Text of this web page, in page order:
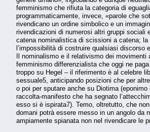
femminismo che rifiuta la categoria di
programmaticamente, invece, «parole che
rivendicano un ordine simbolico e un
rivendicazioni di numerosi altri gruppi sociali
catena nominalistica di scissioni a catena;
l’impossibilità di costruire qualsiasi discorso
Il nominalismo e il relativismo dei
femminismo differenzialista che oggi ne
troppo su Hegel – il riferimento è al celebre
sessuale5, anticipando posizioni che per
o poi per sputare anche su Diotima
raccolta-manifesto che ha segnato
esso si è ispirata7). Temo, oltretutto, che
domani potrà essere messo in un angolo da
ampiamente spianata non nel rivendicare le